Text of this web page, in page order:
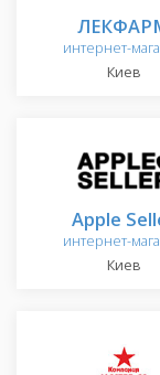
интернет-
Киев
Apple
интернет-
Киев